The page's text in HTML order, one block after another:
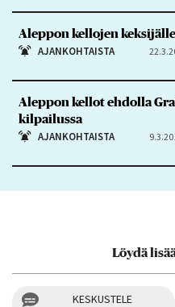
Aleppon kellojen
AJANKOHTAISTA
Aleppon kellot ehdolla
kilpailussa
AJANKOHTAISTA
Löydä
KESKUSTELE